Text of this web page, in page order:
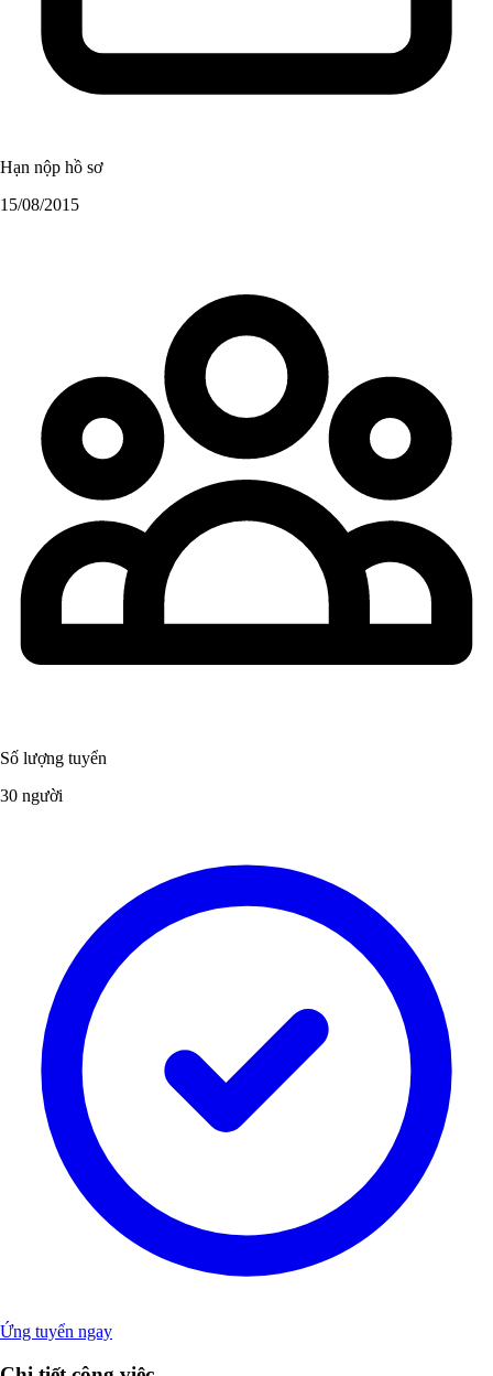
Hạn nộp hồ sơ
15/08/2015
Số lượng tuyển
30 người
Ứng tuyển ngay